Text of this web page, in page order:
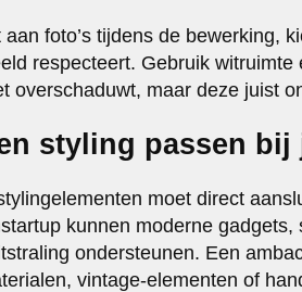
foto’s tijdens de bewerking,
respecteert. Gebruik
overschaduwt, maar deze juist
styling passen
moet direct
kunnen moderne
ondersteunen. Een
vintage-elementen of